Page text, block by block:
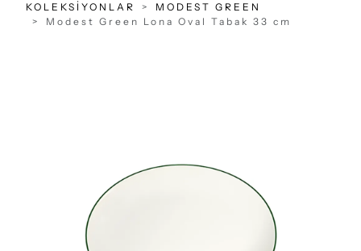
KOLEKSİYONLAR
MODEST GREEN
Modest Green Lona Oval Tabak 33 cm